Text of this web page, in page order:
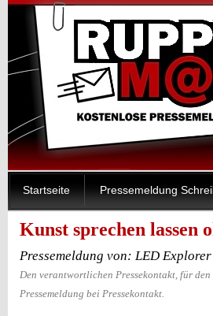
Startseite Pressemeldung
Kunst sprechen lassen
Pressemeldung von: LED
Den verantwortlichen Pressekontakt, für
Pressemeldung bei Pressekontakt.